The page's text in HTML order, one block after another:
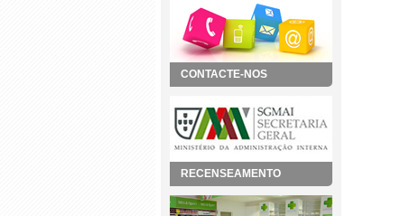
CONTACTE-NOS
RECENSEAMENTO